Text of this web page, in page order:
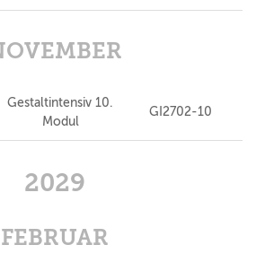
Gestaltintensiv 10.
Modul
GI2702-10
2029
FEBRUAR